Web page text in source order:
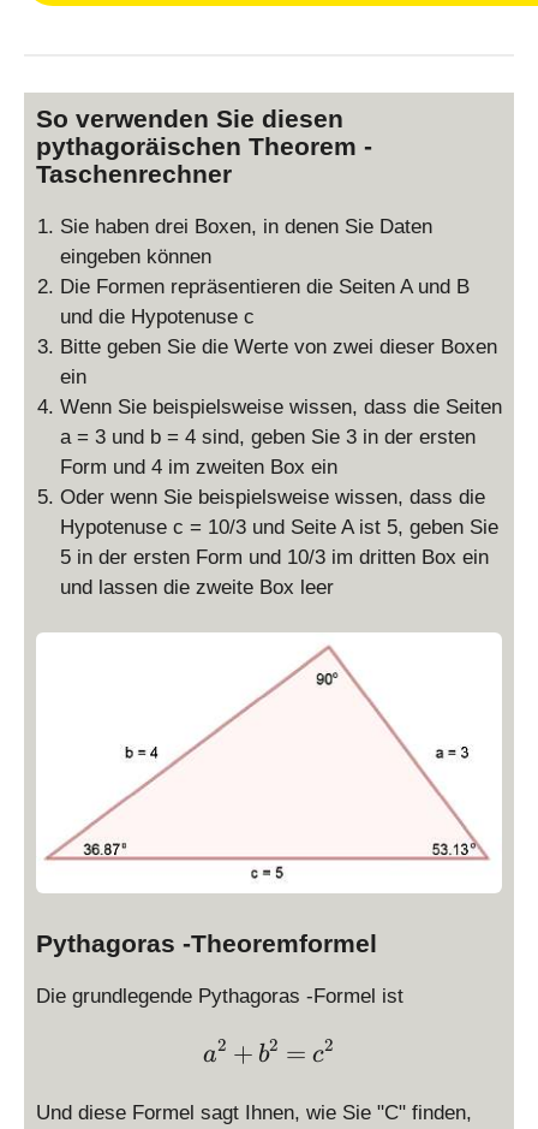
So verwenden Sie diesen
pythagoräischen Theorem -
Taschenrechner
Sie haben drei Boxen, in denen Sie Daten
eingeben können
Die Formen repräsentieren die Seiten A und B
und die Hypotenuse c
Bitte geben Sie die Werte von zwei dieser Boxen
ein
Wenn Sie beispielsweise wissen, dass die Seiten
a = 3 und b = 4 sind, geben Sie 3 in der ersten
Form und 4 im zweiten Box ein
Oder wenn Sie beispielsweise wissen, dass die
Hypotenuse c = 10/3 und Seite A ist 5, geben Sie
5 in der ersten Form und 10/3 im dritten Box ein
und lassen die zweite Box leer
Pythagoras -Theoremformel
Die grundlegende Pythagoras -Formel ist
\large a^2 + b^2 = c^2
a2 + b2 = c2
Und diese Formel sagt Ihnen, wie Sie "C" finden,